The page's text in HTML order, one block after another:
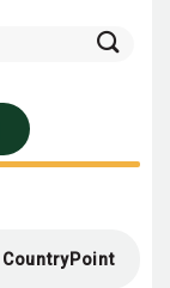
CountryPoint